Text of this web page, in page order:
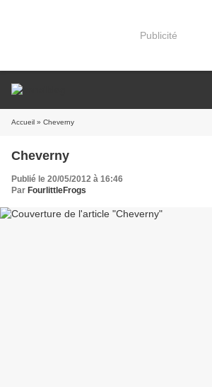
Publicité
Accueil » Cheverny
Cheverny
Publié le 20/05/2012 à 16:46
Par FourlittleFrogs